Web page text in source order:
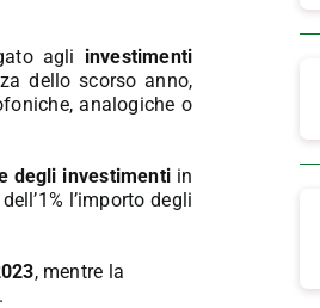
agli investimenti
dello scorso anno,
analogiche o
degli investimenti in
l’importo degli
, mentre la